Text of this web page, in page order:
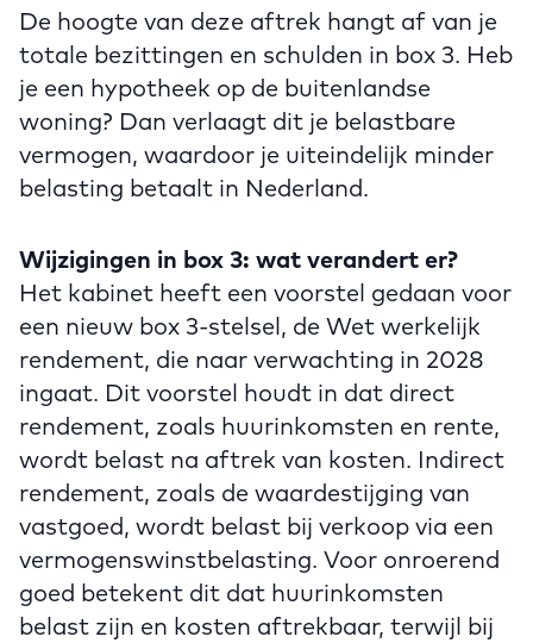
De hoogte van deze aftrek hangt af van je
totale bezittingen en schulden in box 3. Heb
je een hypotheek op de buitenlandse
woning? Dan verlaagt dit je belastbare
vermogen, waardoor je uiteindelijk minder
belasting betaalt in Nederland.
Wijzigingen in box 3: wat verandert er?
Het kabinet heeft een voorstel gedaan voor
een nieuw box 3-stelsel, de Wet werkelijk
rendement, die naar verwachting in 2028
ingaat. Dit voorstel houdt in dat direct
rendement, zoals huurinkomsten en rente,
wordt belast na aftrek van kosten. Indirect
rendement, zoals de waardestijging van
vastgoed, wordt belast bij verkoop via een
vermogenswinstbelasting. Voor onroerend
goed betekent dit dat huurinkomsten
belast zijn en kosten aftrekbaar, terwijl bij